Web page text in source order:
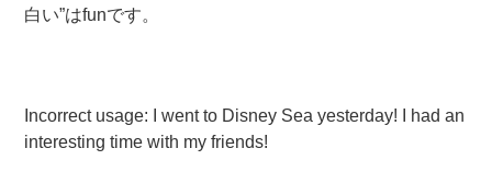
白い”はfunです。
Incorrect usage: I went to Disney Sea yesterday! I had an
interesting time with my friends!